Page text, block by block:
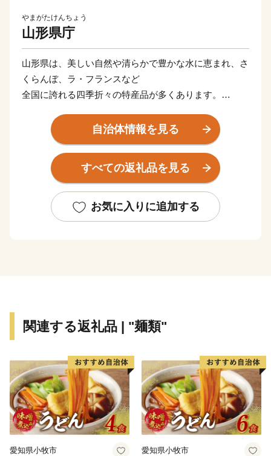
やまがたけんちょう
山形県庁
山形県は、美しい自然や清らかで豊かな水に恵まれ、さ
くらんぼ、ラ・フランスなど
全国に誇れる四季折々の特産品が多くあります。
お米や、
県単位では全国初の地理的表示制度(ＧＩ)「山形」の指
定を受けた日本酒など、「日本一美食・美酒県やまが
た」にふさわしい逸品も自慢です。
き、研ぎ澄まされてきた多くの素晴らしい工芸品があり
湯治の温泉、海沿いの温泉など、様々なタイプの温泉を
ふるさと納税を機に山形へお越しいただき、旬の味覚、
歴史や文化、自然をお楽しみください。
自治体情報を見る
すべての返礼品を見る
お気に入りに追加する
関連する返礼品 | "麺類"
愛知県小牧市 愛知県小牧市